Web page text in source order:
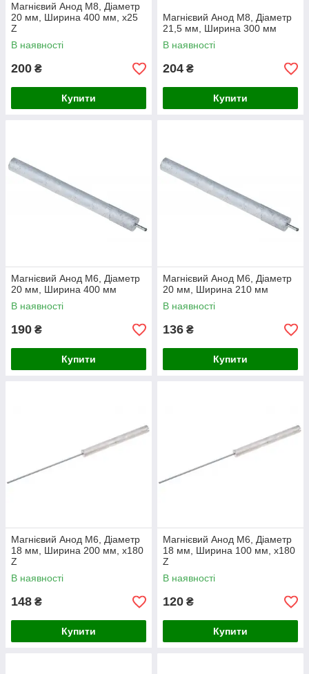
Магнієвий Анод M8, Діаметр
20 мм, Ширина 400 мм, x25
Z
В наявності
200 ₴
Купити
Магнієвий Анод M8, Діаметр
21,5 мм, Ширина 300 мм
В наявності
204 ₴
Купити
Магнієвий Анод M6, Діаметр
20 мм, Ширина 400 мм
В наявності
190 ₴
Купити
Магнієвий Анод M6, Діаметр
20 мм, Ширина 210 мм
В наявності
136 ₴
Купити
Магнієвий Анод M6, Діаметр
18 мм, Ширина 200 мм, x180
Z
В наявності
148 ₴
Купити
Магнієвий Анод M6, Діаметр
18 мм, Ширина 100 мм, x180
Z
В наявності
120 ₴
Купити